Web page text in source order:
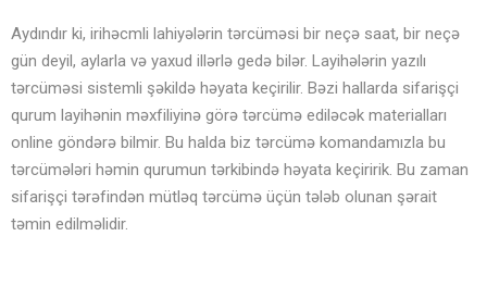
Aydındır ki, irihəcmli lahiyələrin tərcüməsi bir neçə saat, bir neçə
gün deyil, aylarla və yaxud illərlə gedə bilər. Layihələrin yazılı
tərcüməsi sistemli şəkildə həyata keçirilir. Bəzi hallarda sifarişçi
qurum layihənin məxfiliyinə görə tərcümə ediləcək materialları
online göndərə bilmir. Bu halda biz tərcümə komandamızla bu
tərcümələri həmin qurumun tərkibində həyata keçiririk. Bu zaman
sifarişçi tərəfindən mütləq tərcümə üçün tələb olunan şərait
təmin edilməlidir.